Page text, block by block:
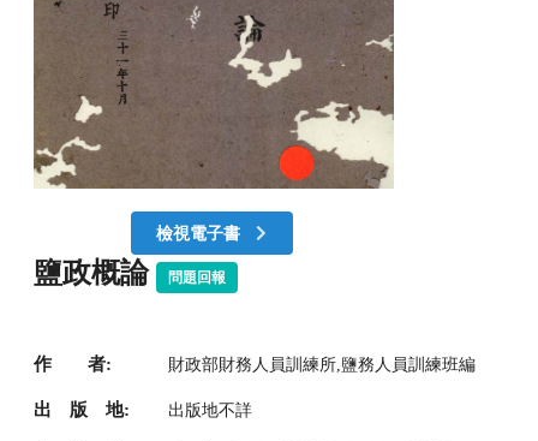
檢視電子書
鹽政概論 問題回報
作 者: 財政部財務人員訓練所,鹽務人員訓練班編
出 版 地: 出版地不詳